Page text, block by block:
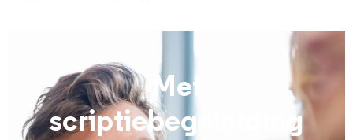
Met
scriptiebegeleiding